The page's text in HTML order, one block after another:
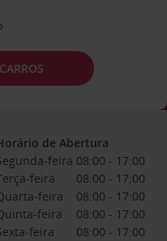
de Abertura
feira 08:00 - 17:00
feira
08:00 - 17:00
feira
08:00 - 17:00
feira
08:00 - 17:00
feira
08:00 - 17:00